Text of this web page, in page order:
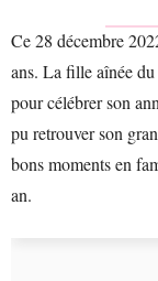
Ce 28 décembre
ans. La fille aînée
pour célébrer son
pu retrouver son
bons moments en
an.